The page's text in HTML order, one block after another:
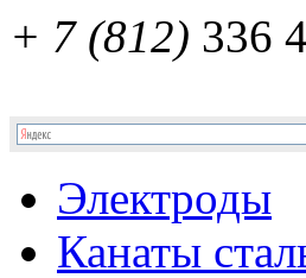
+ 7 (812) 336
Электроды
Канаты